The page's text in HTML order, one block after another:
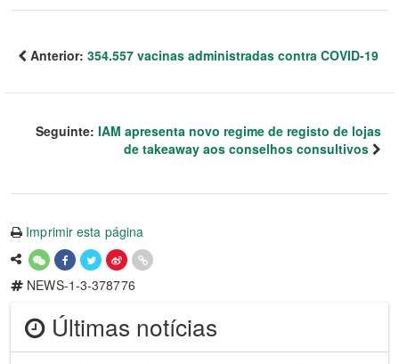
Anterior: 354.557 vacinas administradas contra COVID-19
Seguinte: IAM apresenta novo regime de registo de lojas
de takeaway aos conselhos consultivos
Imprimir esta página
NEWS-1-3-378776
Últimas notícias